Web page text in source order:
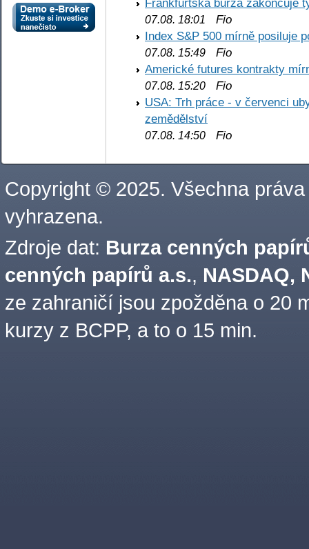
Frankfurtská burza zakončuje
07.08. 18:01
Fio
Index S&P 500 mírně posiluje
07.08. 15:49 Fio
Americké futures kontrakty
07.08. 15:20 Fio
USA: Trh práce - v červenci
zemědělství
07.08. 14:50 Fio
Copyright © 2025. Všechna práva
vyhrazena.
Zdroje dat: Burza cenných
cenných papírů a.s., NASDAQ,
ze zahraničí jsou zpožděna o 20
kurzy z BCPP, a to o 15 min.